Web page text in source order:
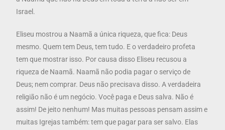
Israel.
Eliseu mostrou a Naamã a única riqueza, que fica: Deus
mesmo. Quem tem Deus, tem tudo. E o verdadeiro profeta
tem que mostrar isso. Por causa disso Eliseu recusou a
riqueza de Naamã. Naamã não podia pagar o serviço de
Deus; nem comprar. Deus não precisava disso. A verdadeira
religião não é um negócio. Você paga e Deus salva. Não é
assim! De jeito nenhum! Mas muitas pessoas pensam assim e
muitas Igrejas também: tem que pagar para ser salvo. Elas